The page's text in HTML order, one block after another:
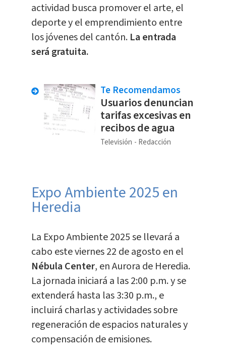
actividad busca promover el arte, el
deporte y el emprendimiento entre
los jóvenes del cantón. La entrada
será gratuita.
Te Recomendamos
Usuarios denuncian
tarifas excesivas en
recibos de agua
Televisión Redacción
Expo Ambiente 2025 en
Heredia
La Expo Ambiente 2025 se llevará a
cabo este viernes 22 de agosto en el
Nébula Center, en Aurora de Heredia.
La jornada iniciará a las 2:00 p.m. y se
extenderá hasta las 3:30 p.m., e
incluirá charlas y actividades sobre
regeneración de espacios naturales y
compensación de emisiones.